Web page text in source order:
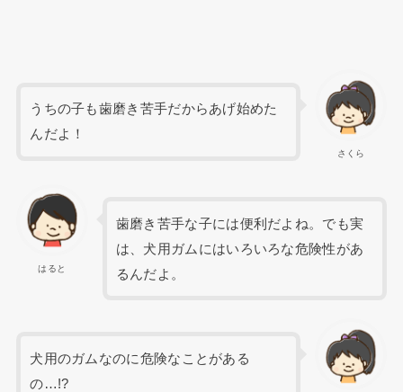
さくら
うちの子も歯磨き苦手だからあげ始めた
んだよ！
はると
歯磨き苦手な子には便利だよね。でも実
は、犬用ガムにはいろいろな危険性があ
るんだよ。
犬用のガムなのに危険なことがある
の…!?